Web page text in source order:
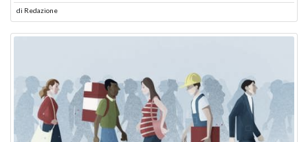
di Redazione